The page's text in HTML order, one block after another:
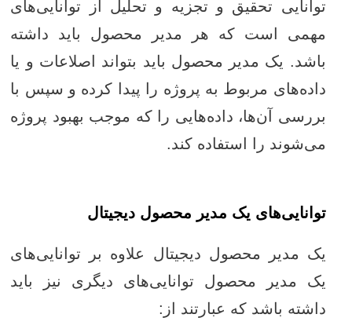
توانایی تحقیق و تجزیه و تحلیل از توانایی‌های
مهمی است که هر مدیر محصول باید داشته
باشد. یک مدیر محصول باید بتواند اصلاعات و یا
داده‌های مربوط به پروژه را پیدا کرده و سپس با
بررسی آن‌ها، داده‌هایی را که موجب بهبود پروژه
می‌شوند را استفاده کند.
توانایی‌های یک مدیر محصول دیجیتال
یک مدیر محصول دیجیتال علاوه بر توانایی‌های
یک مدیر محصول توانایی‌های دیگری نیز باید
داشته باشد که عبارتند از: